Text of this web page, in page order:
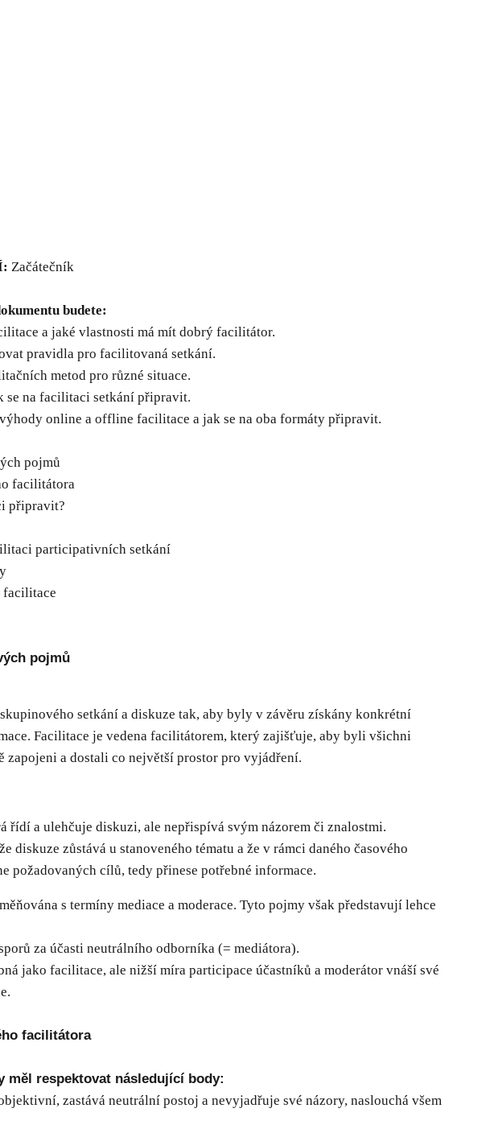
Začátečník
budete:
a jaké vlastnosti má mít dobrý facilitátor.
pravidla pro facilitovaná setkání.
metod pro různé situace.
se na facilitaci setkání připravit.
online a offline facilitace a jak se na oba formáty připravit.
pojmů
facilitátora
připravit?
participativních setkání
facilitace
pojmů
setkání a diskuze tak, aby byly v závěru získány konkrétní
Facilitace je vedena facilitátorem, který zajišťuje, aby byli všichni
zapojeni a dostali co největší prostor pro vyjádření.
řídí a ulehčuje diskuzi, ale nepřispívá svým názorem či znalostmi.
diskuze zůstává u stanoveného tématu a že v rámci daného časového
požadovaných cílů, tedy přinese potřebné informace.
s termíny mediace a moderace. Tyto pojmy však představují lehce
za účasti neutrálního odborníka (= mediátora).
jako facilitace, ale nižší míra participace účastníků a moderátor vnáší své
facilitátora
měl respektovat následující body:
zastává neutrální postoj a nevyjadřuje své názory, naslouchá všem